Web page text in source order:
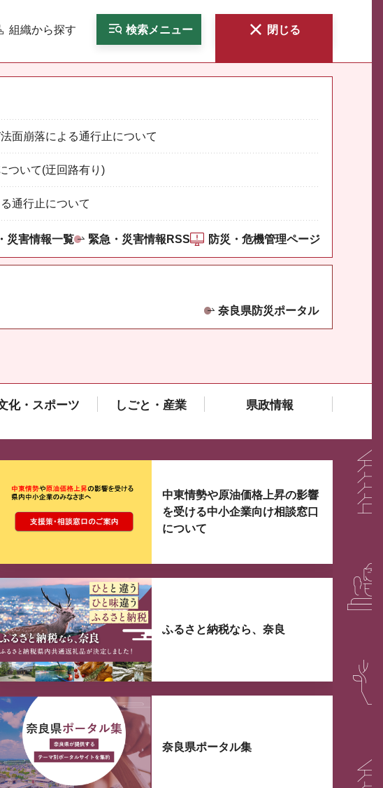
組織から探す 検索メニュー 閉じる
面崩落による通行止について
ついて(迂回路有り)
通行止について
災害情報一覧 緊急・災害情報RSS 防災・危機管理ページ
奈良県防災ポータル
化・スポーツ しごと・産業 県政情報
ここから最大3つずつ情報が表示されるスライダーがあります。
中東情勢や原油価格上昇の影響
を受ける中小企業向け相談窓口
について
ふるさと納税なら、奈良
奈良県ポータル集